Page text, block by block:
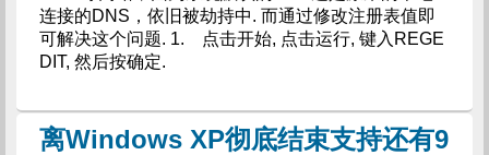
连接的DNS，依旧被劫持中. 而通过修改注册表值即
可解决这个问题. 1. 点击开始, 点击运行, 键入REGE
DIT, 然后按确定.
离Windows XP彻底结束支持还有9